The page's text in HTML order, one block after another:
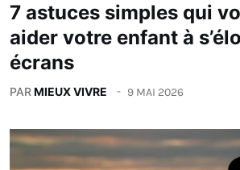
7 astuces simples qui
aider votre enfant à
écrans
PARMIEUX VIVRE 9 MAI 2026